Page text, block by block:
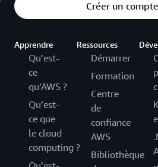
Créer un
Apprendre
Qu’est-
ce
qu’AWS ?
Qu’est-
ce que
le cloud
computing ?
Ressources
Démarrer
Formation
Centre
de
confiance
AWS
Bibliothèque